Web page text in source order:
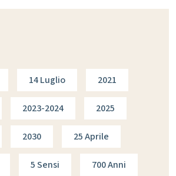
14 Luglio 2021
2023-2024 2025
2030 25 Aprile
5 Sensi 700 Anni